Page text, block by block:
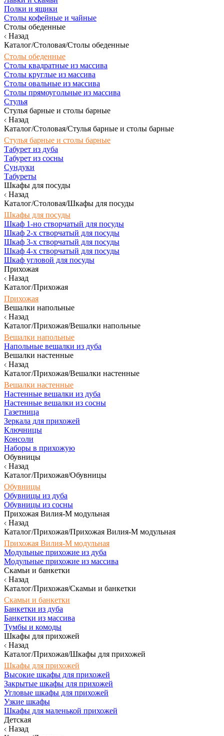
Полки и ящики
Столы кофейные и чайные
Столы обеденные
Назад
Каталог/Столовая/Столы обеденные
Столы обеденные
Столы квадратные из массива
Столы круглые из массива
Столы овальные из массива
Столы прямоугольные из массива
Стулья
Стулья барные и столы барные
Назад
Каталог/Столовая/Стулья барные и столы барные
Стулья барные и столы барные
Табурет из дуба
Табурет из сосны
Сундуки
Табуреты
Шкафы для посуды
Назад
Каталог/Столовая/Шкафы для посуды
Шкафы для посуды
Шкаф 1-но створчатый для посуды
Шкаф 2-х створчатый для посуды
Шкаф 3-х створчатый для посуды
Шкаф 4-х створчатый для посуды
Шкаф угловой для посуды
Прихожая
Назад
Каталог/Прихожая
Прихожая
Вешалки напольные
Назад
Каталог/Прихожая/Вешалки напольные
Вешалки напольные
Напольные вешалки из дуба
Вешалки настенные
Назад
Каталог/Прихожая/Вешалки настенные
Вешалки настенные
Настенные вешалки из дуба
Настенные вешалки из сосны
Газетница
Зеркала для прихожей
Ключницы
Консоли
Наборы в прихожую
Обувницы
Назад
Каталог/Прихожая/Обувницы
Обувницы
Обувницы из дуба
Обувницы из сосны
Прихожая Вилия-М модульная
Назад
Каталог/Прихожая/Прихожая Вилия-М модульная
Прихожая Вилия-М модульная
Модульные прихожие из дуба
Модульные прихожие из массива
Скамьи и банкетки
Назад
Каталог/Прихожая/Скамьи и банкетки
Скамьи и банкетки
Банкетки из дуба
Банкетки из массива
Тумбы и комоды
Шкафы для прихожей
Назад
Каталог/Прихожая/Шкафы для прихожей
Шкафы для прихожей
Высокие шкафы для прихожей
Закрытые шкафы для прихожей
Угловые шкафы для прихожей
Узкие шкафы
Шкафы для маленькой прихожей
Детская
Назад